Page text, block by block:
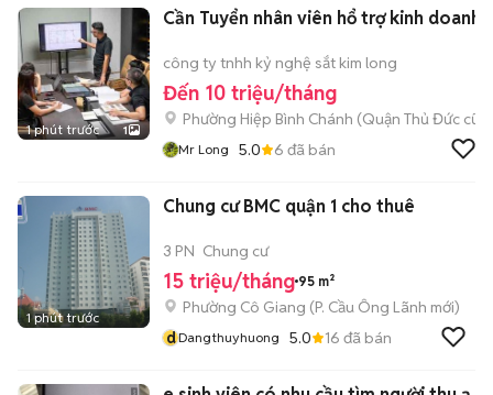
1 phút trước 1
Cần Tuyển nhân viên hổ trợ kinh doanh
công ty tnhh kỷ nghệ sắt kim long
Đến 10 triệu/tháng
Phường Hiệp Bình Chánh (Quận Thủ Đức cũ)
Mr Long 5.0 6 đã bán
1 phút trước
Chung cư BMC quận 1 cho thuê
3 PN Chung cư
15 triệu/tháng 95 m²
Phường Cô Giang (P. Cầu Ông Lãnh mới)
dDangthuyhuong 5.0 16 đã bán